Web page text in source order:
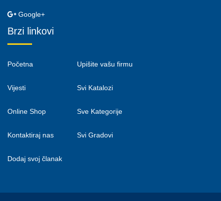
Google+
Brzi linkovi
Početna
Vijesti
Online Shop
Kontaktiraj nas
Dodaj svoj članak
Upišite vašu firmu
Svi Katalozi
Sve Kategorije
Svi Gradovi